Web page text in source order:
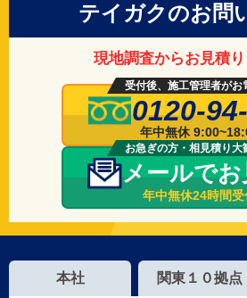
テイガクのお問
現地調査からお見積
受付後、施工管理者がお
0120-
年中無休
お急ぎの方・相見積り大
メールで
年中無休24時間受
本社 関東１０拠点